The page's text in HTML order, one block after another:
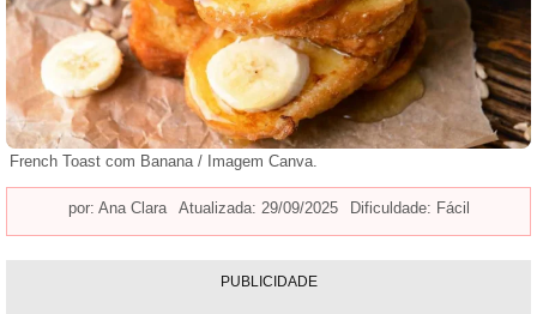
French Toast com Banana / Imagem Canva.
por: Ana Clara Atualizada: 29/09/2025 Dificuldade: Fácil
PUBLICIDADE